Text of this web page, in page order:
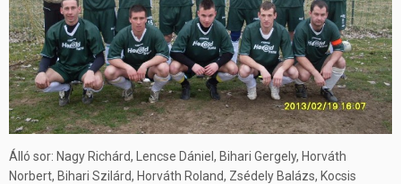
Álló sor: Nagy Richárd, Lencse Dániel, Bihari Gergely, Horváth
Norbert, Bihari Szilárd, Horváth Roland, Zsédely Balázs, Kocsis